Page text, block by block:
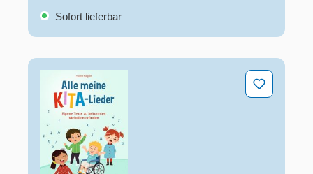
Sofort lieferbar
Alle meine Kita-Lieder